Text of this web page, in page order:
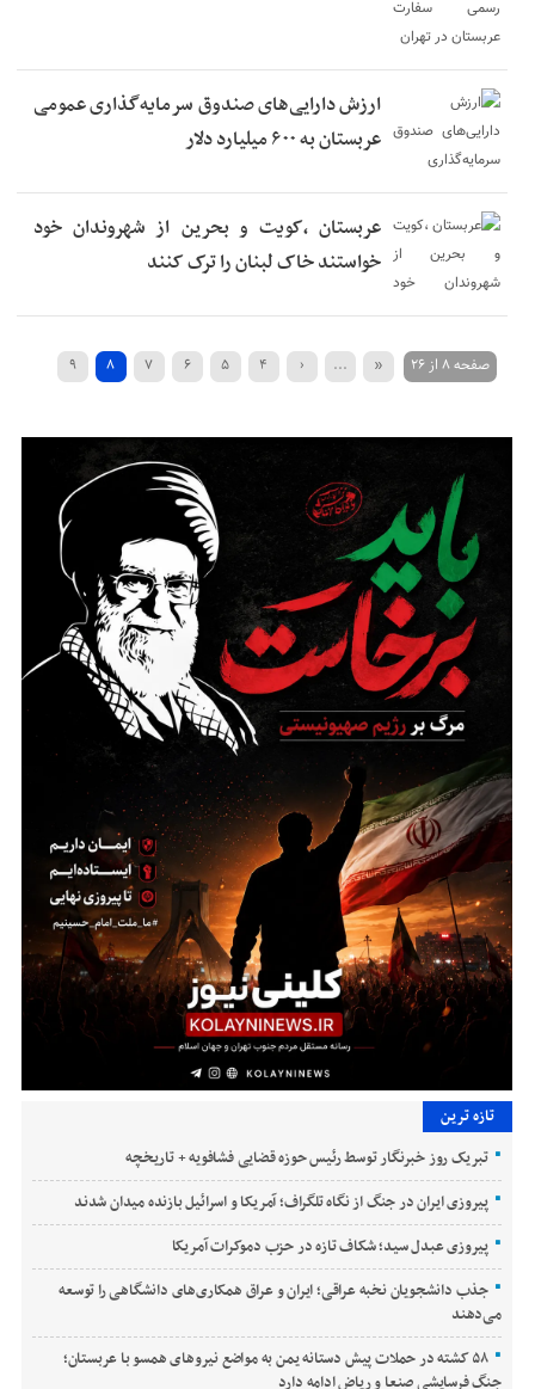
ارزش دارایی‌های صندوق سرمایه‌گذاری عمومی
عربستان به ۶۰۰ میلیارد دلار
عربستان ،کویت و بحرین از شهروندان خود
خواستند خاک لبنان را ترک کنند
صفحه ۸ از ۲۶ «
...
‹ ۴ ۵ ۶ ۷ ۸
۹
تازه ترین
تبریک روز خبرنگار توسط رئیس حوزه قضایی فشافویه + تاریخچه
پیروزی ایران در جنگ از نگاه تلگراف؛ آمریکا و اسرائیل بازنده میدان شدند
پیروزی عبدل سید؛ شکاف تازه در حزب دموکرات آمریکا
جذب دانشجویان نخبه عراقی؛ ایران و عراق همکاری‌های دانشگاهی را توسعه
می‌دهند
۵۸ کشته در حملات پیش دستانه یمن به مواضع نیروهای همسو با عربستان؛
جنگ فرسایشی صنعا و ریاض ادامه دارد